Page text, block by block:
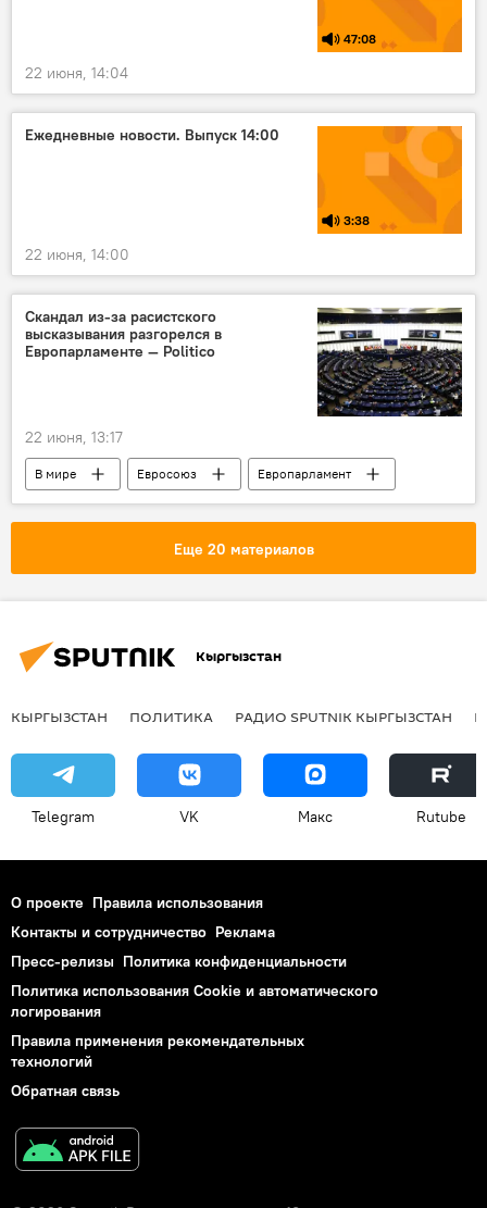
47:08
22 июня, 14:04
Ежедневные новости. Выпуск 14:00
3:38
22 июня, 14:00
Скандал из-за расистского
высказывания разгорелся в
Европарламенте — Politico
22 июня, 13:17
В мире Евросоюз
Европарламент
расизм
скандал
Еще 20 материалов
Кыргызстан
КЫРГЫЗСТАН ПОЛИТИКА РАДИО SPUTNIK КЫРГЫЗСТАН
Telegram VK Макс Rutube
О проекте Правила использования
Контакты и сотрудничество Реклама
Пресс-релизы Политика конфиденциальности
Политика использования Cookie и автоматического
логирования
Правила применения рекомендательных
технологий
Обратная связь